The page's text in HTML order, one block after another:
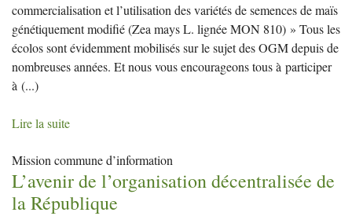
commercialisation et l’utilisation des variétés de semences de maïs
génétiquement modifié (Zea mays L. lignée MON 810) » Tous les
écolos sont évidemment mobilisés sur le sujet des OGM depuis de
nombreuses années. Et nous vous encourageons tous à participer
à (...)
Lire la suite
Mission commune d’information
L’avenir de l’organisation décentralisée de
la République